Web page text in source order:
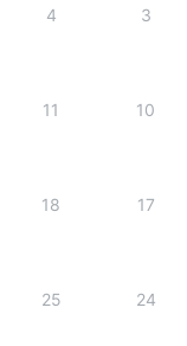
3
4
10
11
17
18
24
25